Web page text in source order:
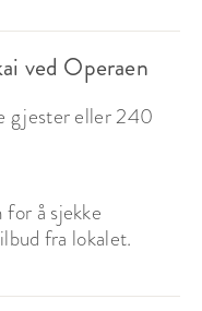
ved Operaen
gjester eller 240
å sjekke
fra lokalet.